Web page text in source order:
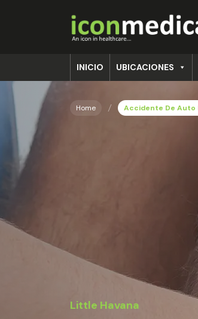
INICIO UBICACIONES
Home Accidente De Auto
Little Havana